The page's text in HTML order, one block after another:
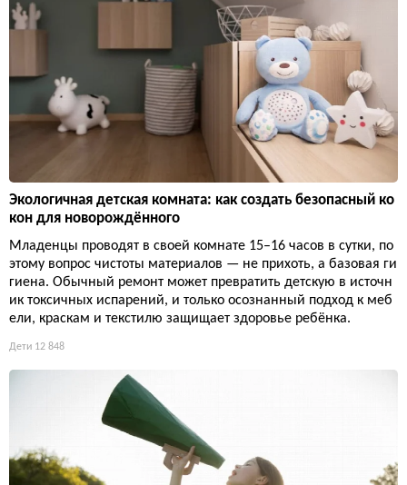
Экологичная детская комната: как создать безопасный ко
кон для новорождённого
Младенцы проводят в своей комнате 15–16 часов в сутки, по
этому вопрос чистоты материалов — не прихоть, а базовая ги
гиена. Обычный ремонт может превратить детскую в источн
ик токсичных испарений, и только осознанный подход к меб
ели, краскам и текстилю защищает здоровье ребёнка.
Дети 12 848